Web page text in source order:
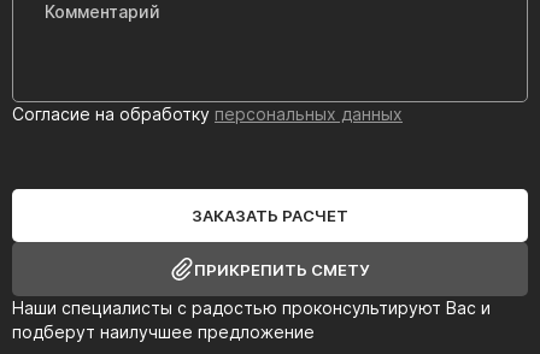
Наши специалисты с радостью проконсультируют Вас и
подберут наилучшее предложение
Согласие на обработку персональных данных
ЗАКАЗАТЬ РАСЧЕТ
ПРИКРЕПИТЬ СМЕТУ